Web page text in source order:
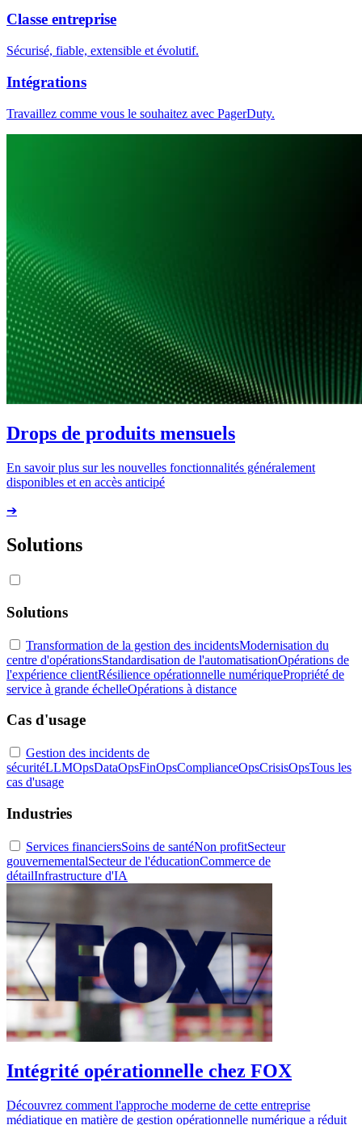
Classe entreprise
Sécurisé, fiable, extensible et évolutif.
Intégrations
Travaillez comme vous le souhaitez avec PagerDuty.
Drops de produits mensuels
En savoir plus sur les nouvelles fonctionnalités généralement
disponibles et en accès anticipé
➔
Solutions
Solutions
Transformation de la gestion des incidentsModernisation du
centre d'opérationsStandardisation de l'automatisationOpérations de
l'expérience clientRésilience opérationnelle numériquePropriété de
service à grande échelleOpérations à distance
Cas d'usage
Gestion des incidents de
sécuritéLLMOpsDataOpsFinOpsComplianceOpsCrisisOpsTous les
cas d'usage
Industries
Services financiersSoins de santéNon profitSecteur
gouvernementalSecteur de l'éducationCommerce de
détailInfrastructure d'IA
Intégrité opérationnelle chez FOX
Découvrez comment l'approche moderne de cette entreprise
médiatique en matière de gestion opérationnelle numérique a réduit